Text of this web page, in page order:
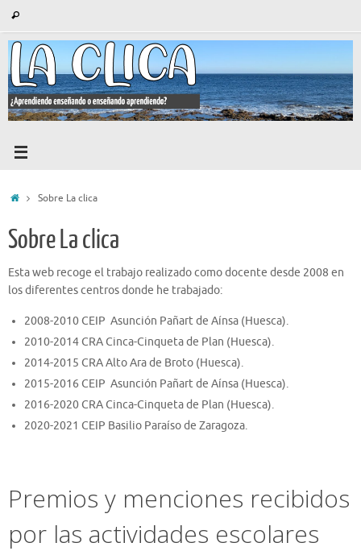
contenido
Buscar
InicioSobre La clica
Sobre La clica
Esta web recoge el trabajo realizado como docente desde 2008 en
los diferentes centros donde he trabajado:
2008-2010 CEIP Asunción Pañart de Aínsa (Huesca).
2010-2014 CRA Cinca-Cinqueta de Plan (Huesca).
2014-2015 CRA Alto Ara de Broto (Huesca).
2015-2016 CEIP Asunción Pañart de Aínsa (Huesca).
2016-2020 CRA Cinca-Cinqueta de Plan (Huesca).
2020-2021 CEIP Basilio Paraíso de Zaragoza.
Premios y menciones recibidos
por las actividades escolares